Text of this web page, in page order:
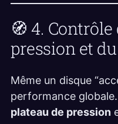
🧭 4.
pression et
Même un disque
performance
plateau de pression